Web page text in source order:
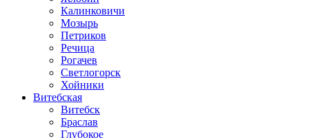
Калинковичи
Мозырь
Петриков
Речица
Рогачев
Светлогорск
Хойники
Витебская
Витебск
Браслав
Глубокое